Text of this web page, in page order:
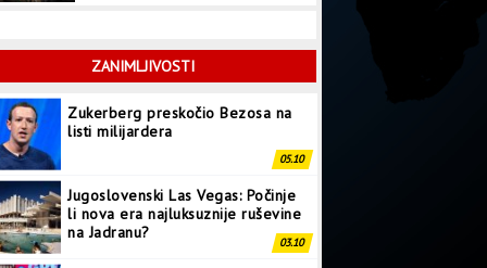
ZANIMLJIVOSTI
Zukerberg preskočio Bezosa na
listi milijardera
05.10
Jugoslovenski Las Vegas: Počinje
li nova era najluksuznije ruševine
na Jadranu?
03.10